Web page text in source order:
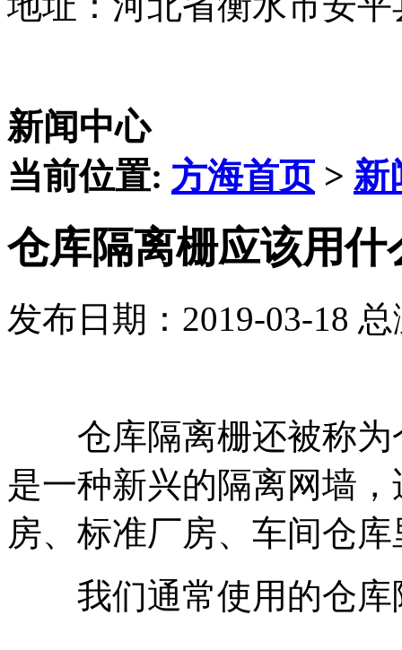
新闻中心
当前位置: 方海首页> 新
仓库隔离栅应该用
发布日期：2019-03-18
仓库隔离栅还被称为
是一种新兴的隔离网墙
房、标准厂房、车间仓
我们通常使用的仓库